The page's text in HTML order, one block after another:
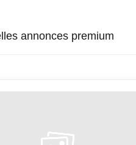
annonces premium